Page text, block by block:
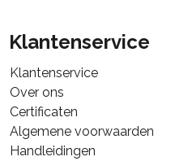
Klantenservice
Klantenservice
Over ons
Certificaten
Algemene voorwaarden
Handleidingen